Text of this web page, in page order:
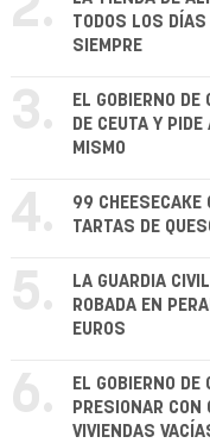
2.
TODOS LOS
SIEMPRE
3.
EL GOBIERNO
DE CEUTA Y
MISMO
4.
99 CHEESECAKE
TARTAS DE
5.
LA GUARDIA
ROBADA EN
EUROS
6.
EL GOBIERNO
PRESIONAR
VIVIENDAS